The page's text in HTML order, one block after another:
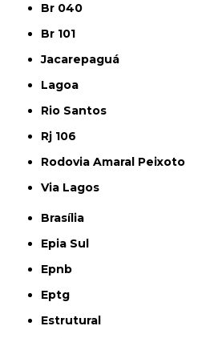
Br 040
Br 101
Jacarepaguá
Lagoa
Rio Santos
Rj 106
Rodovia Amaral Peixoto
Via Lagos
Brasília
Epia Sul
Epnb
Eptg
Estrutural